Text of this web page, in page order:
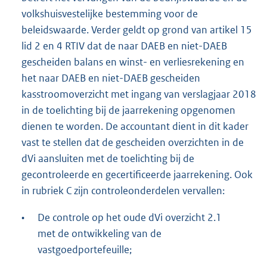
volkshuisvestelijke bestemming voor de
beleidswaarde. Verder geldt op grond van artikel 15
lid 2 en 4 RTIV dat de naar DAEB en niet-DAEB
gescheiden balans en winst- en verliesrekening en
het naar DAEB en niet-DAEB gescheiden
kasstroomoverzicht met ingang van verslagjaar 2018
in de toelichting bij de jaarrekening opgenomen
dienen te worden. De accountant dient in dit kader
vast te stellen dat de gescheiden overzichten in de
dVi aansluiten met de toelichting bij de
gecontroleerde en gecertificeerde jaarrekening. Ook
in rubriek C zijn controleonderdelen vervallen:
•
De controle op het oude dVi overzicht 2.1
met de ontwikkeling van de
vastgoedportefeuille;